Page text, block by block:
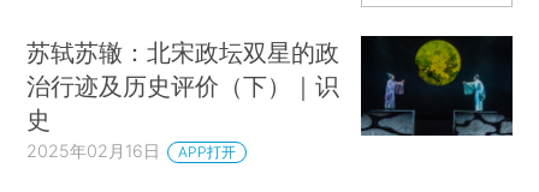
苏轼苏辙：北宋政坛双星的政
治行迹及历史评价（下）｜识
史
2025年02月16日 APP打开